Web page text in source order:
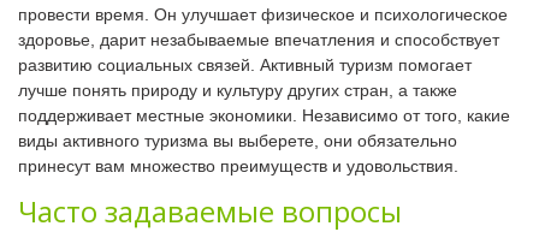
провести время. Он улучшает физическое и психологическое
здоровье, дарит незабываемые впечатления и способствует
развитию социальных связей. Активный туризм помогает
лучше понять природу и культуру других стран, а также
поддерживает местные экономики. Независимо от того, какие
виды активного туризма вы выберете, они обязательно
принесут вам множество преимуществ и удовольствия.
Часто задаваемые вопросы